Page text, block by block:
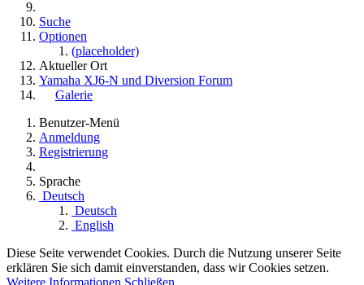
Suche
Optionen
(placeholder)
Aktueller Ort
Yamaha XJ6-N und Diversion Forum
Galerie
Benutzer-Menü
Anmeldung
Registrierung
Sprache
Deutsch
Deutsch
English
Diese Seite verwendet Cookies. Durch die Nutzung unserer Seite
erklären Sie sich damit einverstanden, dass wir Cookies setzen.
Weitere Informationen Schließen